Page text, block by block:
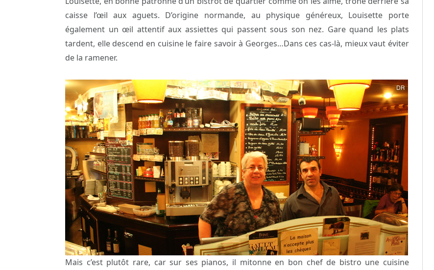
caisse l’œil aux aguets. D’origine normande, au physique généreux, Louisette porte
également un œil attentif aux assiettes qui passent sous son nez. Gare quand les plats
tardent, elle descend en cuisine le faire savoir à Georges…Dans ces cas-là, mieux vaut éviter
de la ramener.
Mais c’est plutôt rare, car sur ses pianos, il mitonne en bon chef de bistro une cuisine